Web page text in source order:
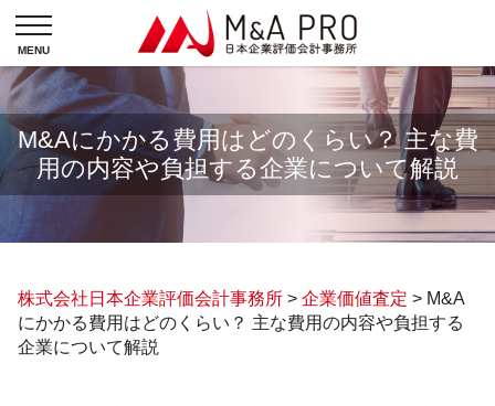
M&Aにかかる費用はどのくらい？ 主な費
用の内容や負担する企業について解説
株式会社日本企業評価会計事務所 > 企業価値査定 > M&A
にかかる費用はどのくらい？ 主な費用の内容や負担する
企業について解説